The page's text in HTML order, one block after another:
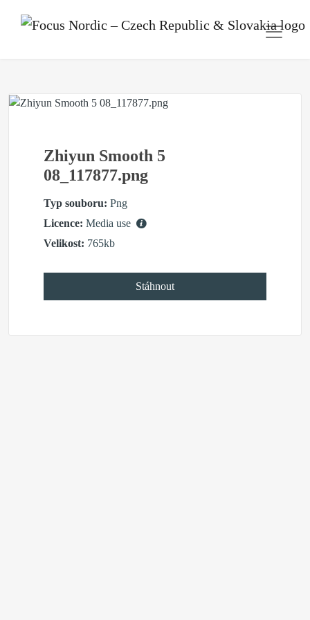
Zhiyun Smooth 5
08_117877.png
Typ souboru: Png
Licence: Media use
Velikost: 765kb
Stáhnout